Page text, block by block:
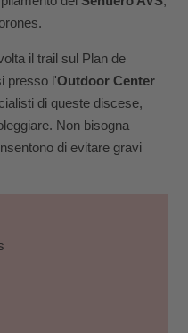
il trail sul Plan de
presso l'Outdoor Center
di queste discese,
Non bisogna
di evitare gravi